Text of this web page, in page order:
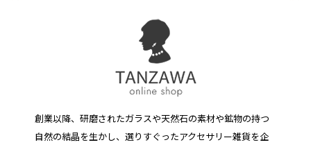
創業以降、研磨されたガラスや天然石の素材や鉱物の持つ
自然の結晶を生かし、選りすぐったアクセサリー雑貨を企